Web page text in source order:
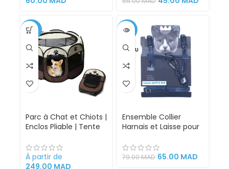
Lime à ongles s… Voir
plus
Animaux Domestiques
-30%
Parc à Chat et Chiots |
Enclos Pliable | Tente
et extérieur
À partir de
249.00 MAD
-18%
VENDU
Ensemble Collier
Harnais et Laisse pour
réglable en Jeans
voiture
79.00MAD 65.00 MAD